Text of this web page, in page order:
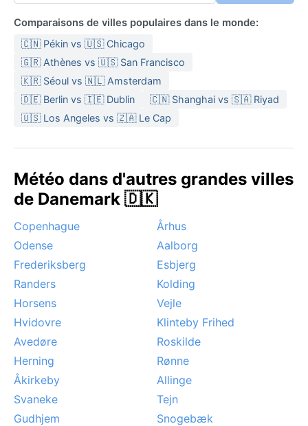
Comparaisons de villes populaires dans le monde:
🇨🇳 Pékin vs 🇺🇸 Chicago
🇬🇷 Athènes vs 🇺🇸 San Francisco
🇰🇷 Séoul vs 🇳🇱 Amsterdam
🇩🇪 Berlin vs 🇮🇪 Dublin
🇨🇳 Shanghai vs 🇸🇦 Riyad
🇺🇸 Los Angeles vs 🇿🇦 Le Cap
Météo dans d'autres grandes villes
de Danemark 🇩🇰
Copenhague
Århus
Odense
Aalborg
Frederiksberg
Esbjerg
Randers
Kolding
Horsens
Vejle
Hvidovre
Klinteby Frihed
Avedøre
Roskilde
Herning
Rønne
Åkirkeby
Allinge
Svaneke
Tejn
Gudhjem
Snogebæk